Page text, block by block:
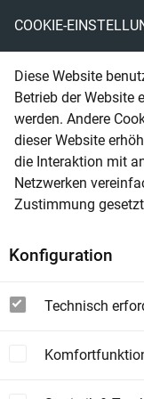
Serien & Abo
beam Serien &
Beam
Lassiter
Lassiter in der
COOKIE-
Diese Website
Betrieb der Website
werden. Andere
dieser Website
die Interaktion mit
Netzwerken
Zustimmung
Konfiguration
Technisch